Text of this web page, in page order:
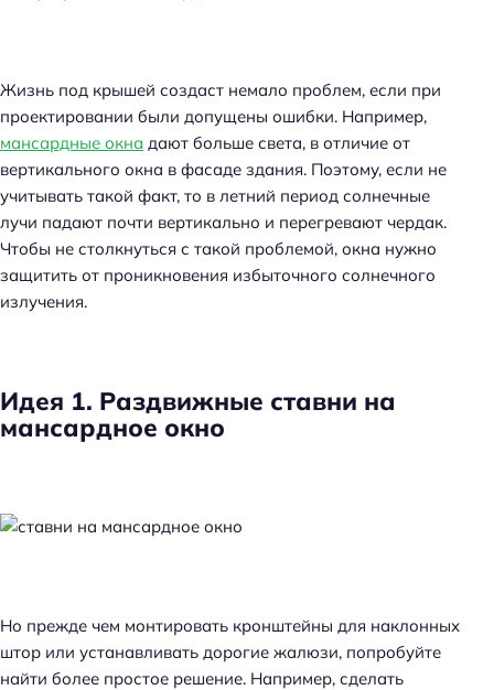
Жизнь под крышей создаст немало проблем, если при
проектировании были допущены ошибки. Например,
мансардные окна дают больше света, в отличие от
вертикального окна в фасаде здания. Поэтому, если не
учитывать такой факт, то в летний период солнечные
лучи падают почти вертикально и перегревают чердак.
Чтобы не столкнуться с такой проблемой, окна нужно
защитить от проникновения избыточного солнечного
излучения.
Идея 1. Раздвижные ставни на
мансардное окно
Но прежде чем монтировать кронштейны для наклонных
штор или устанавливать дорогие жалюзи, попробуйте
найти более простое решение. Например, сделать